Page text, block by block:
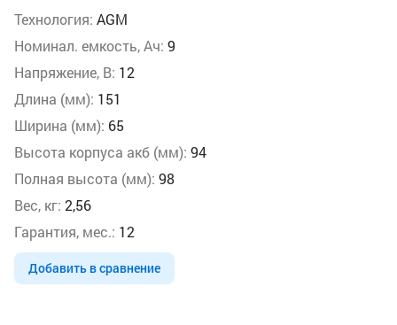
Технология: AGM
Номинал. емкость, Ач: 9
Напряжение, В: 12
Длина (мм): 151
Ширина (мм): 65
Высота корпуса акб (мм): 94
Полная высота (мм): 98
Вес, кг: 2,56
Гарантия, мес.: 12
Добавить в сравнение